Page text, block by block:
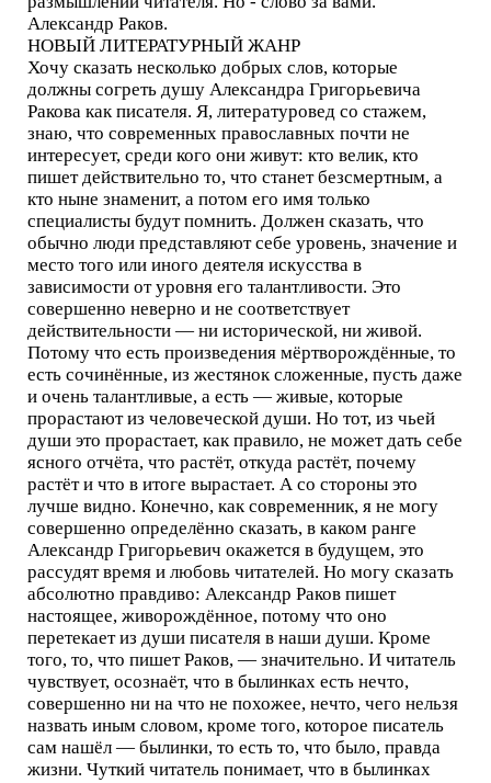
Александр Раков.
НОВЫЙ ЛИТЕРАТУРНЫЙ ЖАНР
Хочу сказать несколько добрых слов, которые
должны согреть душу Александра Григорьевича
Ракова как писателя. Я, литературовед со стажем,
знаю, что современных православных почти не
интересует, среди кого они живут: кто велик, кто
пишет действительно то, что станет безсмертным, а
кто ныне знаменит, а потом его имя только
специалисты будут помнить. Должен сказать, что
обычно люди представляют себе уровень, значение и
место того или иного деятеля искусства в
зависимости от уровня его талантливости. Это
совершенно неверно и не соответствует
действительности — ни исторической, ни живой.
Потому что есть произведения мёртворождённые, то
есть сочинённые, из жестянок сложенные, пусть даже
и очень талантливые, а есть — живые, которые
прорастают из человеческой души. Но тот, из чьей
души это прорастает, как правило, не может дать себе
ясного отчёта, что растёт, откуда растёт, почему
растёт и что в итоге вырастает. А со стороны это
лучше видно. Конечно, как современник, я не могу
совершенно определённо сказать, в каком ранге
Александр Григорьевич окажется в будущем, это
рассудят время и любовь читателей. Но могу сказать
абсолютно правдиво: Александр Раков пишет
настоящее, живорождённое, потому что оно
перетекает из души писателя в наши души. Кроме
того, то, что пишет Раков, — значительно. И читатель
чувствует, осознаёт, что в былинках есть нечто,
совершенно ни на что не похожее, нечто, чего нельзя
назвать иным словом, кроме того, которое писатель
сам нашёл — былинки, то есть то, что было, правда
жизни. Чуткий читатель понимает, что в былинках